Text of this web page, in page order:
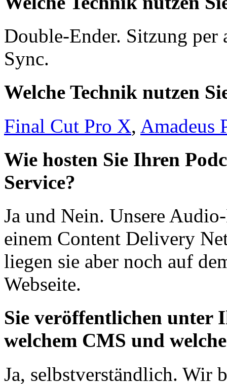
Double-Ender. Sitzung per
Sync.
Welche Technik nutzen
Final Cut Pro X, Amadeus
Wie hosten Sie Ihren
Service?
Ja und Nein. Unsere
einem Content Delivery
liegen sie aber noch auf
Webseite.
Sie veröffentlichen unter
welchem CMS und
Ja, selbstverständlich. Wir